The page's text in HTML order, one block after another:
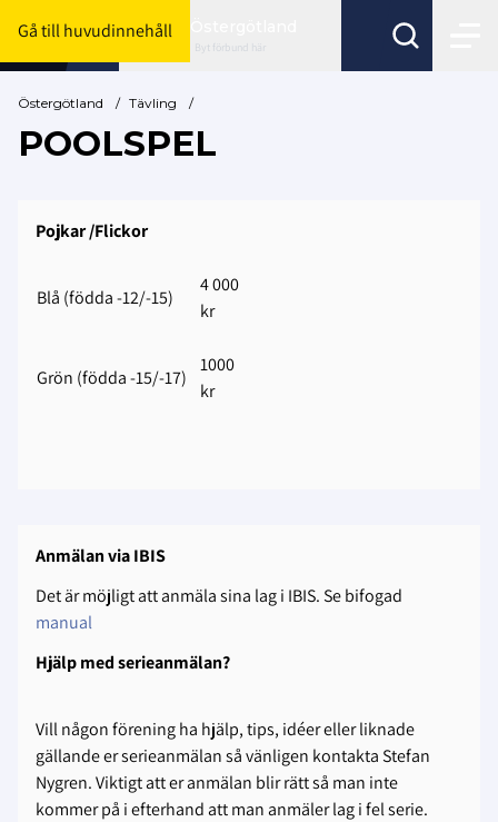
Gå till huvudinnehåll
Byt förbund här
Östergötland / Tävling /
POOLSPEL
Pojkar /Flickor
Blå (födda -12/-15)
4 000
kr
Grön (födda -15/-17)
1000
kr
Anmälan via IBIS
Det är möjligt att anmäla sina lag i IBIS. Se bifogad
manual
Hjälp med serieanmälan?
Vill någon förening ha hjälp, tips, idéer eller liknade
gällande er serieanmälan så vänligen kontakta Stefan
Nygren. Viktigt att er anmälan blir rätt så man inte
kommer på i efterhand att man anmäler lag i fel serie.